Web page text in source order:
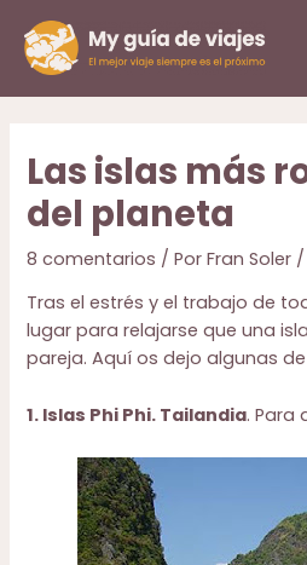
contenido
Las islas más
del planeta
8 comentarios / PorFran Soler
Tras el estrés y el trabajo de
lugar para relajarse que una
pareja. Aquí os dejo algunas
1. Islas Phi Phi. Tailandia. Para